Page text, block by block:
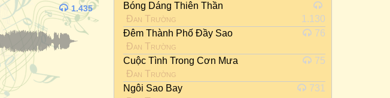
1.435
Bóng Dáng Thiên Thần
Đan Trường
1.130
Đêm Thành Phố Đầy Sao
Đan Trường
76
Cuộc Tình Trong Cơn Mưa
Đan Trường
75
Ngôi Sao Bay
731